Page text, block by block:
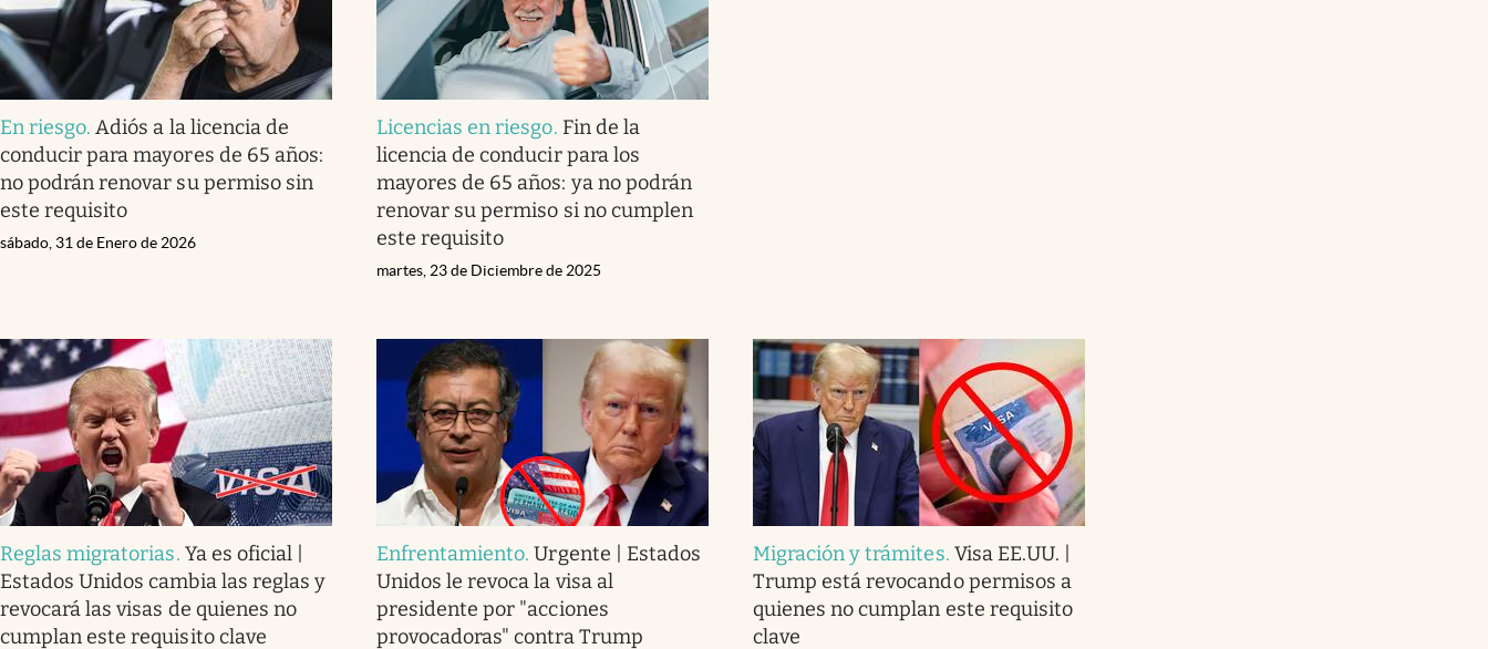
En riesgo.Adiós a la licencia de
conducir para mayores de 65 años:
no podrán renovar su permiso sin
este requisito
sábado, 31 de Enero de 2026
Licencias en riesgo. Fin de la
licencia de conducir para los
mayores de 65 años: ya no podrán
renovar su permiso si no cumplen
este requisito
martes, 23 de Diciembre de 2025
Reglas migratorias. Ya es oficial |
Estados Unidos cambia las reglas y
revocará las visas de quienes no
cumplan este requisito clave
Enfrentamiento.Urgente | Estados
Unidos le revoca la visa al
presidente por "acciones
provocadoras" contra Trump
Migración y trámites. Visa EE.UU. |
Trump está revocando permisos a
quienes no cumplan este requisito
clave